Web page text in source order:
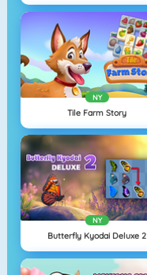
NY
Tile Farm Story
NY
Butterfly Kyodai Deluxe 2